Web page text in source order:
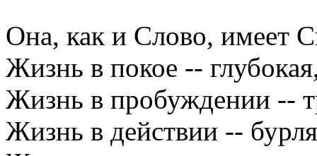
Она, как и Слово, имеет
Жизнь в покое --
Жизнь в пробуждении --
Жизнь в действии --